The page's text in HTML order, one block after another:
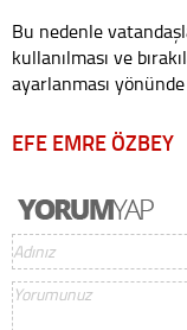
Bu nedenle
kullanılması ve
ayarlanması
EFE EMRE ÖZBEY